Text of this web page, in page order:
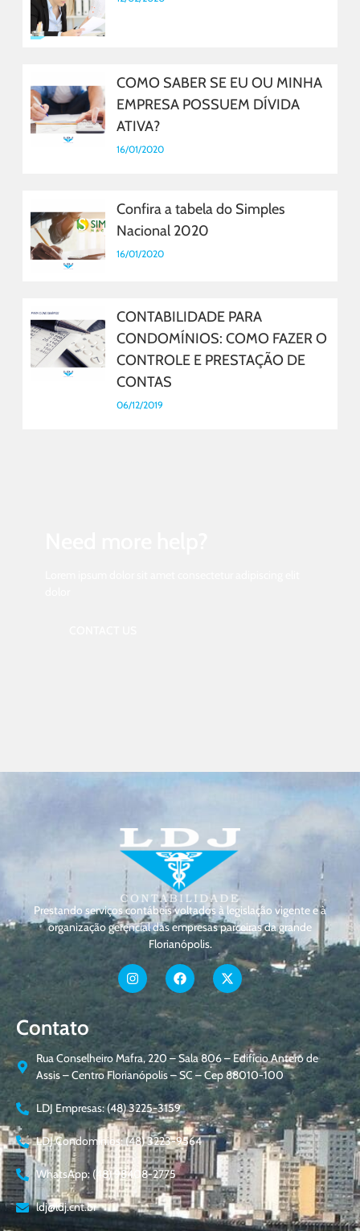
COMO SABER SE EU OU MINHA
EMPRESA POSSUEM DÍVIDA
ATIVA?
16/01/2020
Confira a tabela do Simples
Nacional 2020
16/01/2020
CONTABILIDADE PARA
CONDOMÍNIOS: COMO FAZER O
CONTROLE E PRESTAÇÃO DE
CONTAS
06/12/2019
Prestando serviços contábeis voltados à legislação vigente e à
organização gerencial das empresas parceiras da grande
Florianópolis.
Contato
Rua Conselheiro Mafra, 220 – Sala 806 – Edifício Antero de
Assis – Centro Florianópolis – SC – Cep 88010-100
LDJ Empresas: (48) 3225-3159
LDJ Condomínios: (48) 3223-9564
WhatsApp: (48) 98408-2775
ldj@ldj.cnt.br